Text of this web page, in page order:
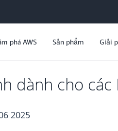
phá AWS Sản phẩm Giải
dành cho các
2025